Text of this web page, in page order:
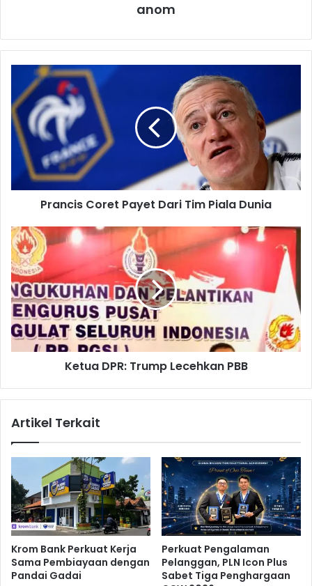
anom
a
n
c
o
t
P
a
y
e
t
D
a
r
P
a
D
u
n
a
Prancis Coret Payet Dari Tim Piala Dunia
K
e
t
u
a
D
P
R
:
p
e
h
k
a
P
B
Ketua DPR: Trump Lecehkan PBB
Artikel Terkait
Krom Bank Perkuat Kerja
Sama Pembiayaan dengan
Pandai Gadai
Perkuat Pengalaman
Pelanggan, PLN Icon Plus
Sabet Tiga Penghargaan